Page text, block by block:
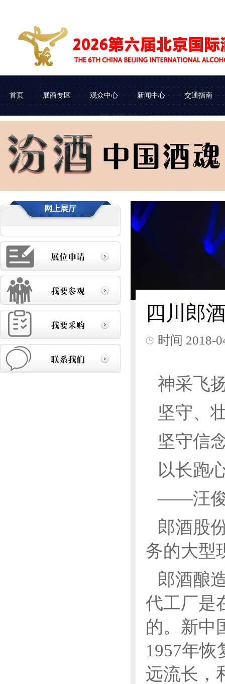
首页
展会介绍 组织机构
展商专区
参展申请 参展流程
车辆进馆
观众中心
企业查询 观众类别
新闻中心 交通指南
网上展厅
四川郎
时间 2018-
神采飞
坚守、
坚守信
以长跑
——汪
郎酒股
务的大型
郎酒酿
代工厂是
的。新中
1957年
远流长，